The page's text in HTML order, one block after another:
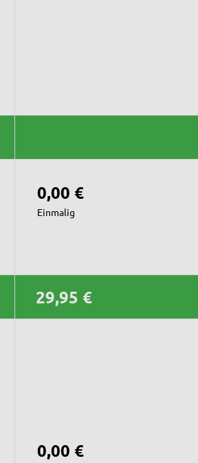
0,00 €
Einmalig
29,95 €
0,00 €